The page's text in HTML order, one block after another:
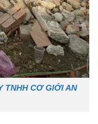
TNHH CƠ GIỚI AN